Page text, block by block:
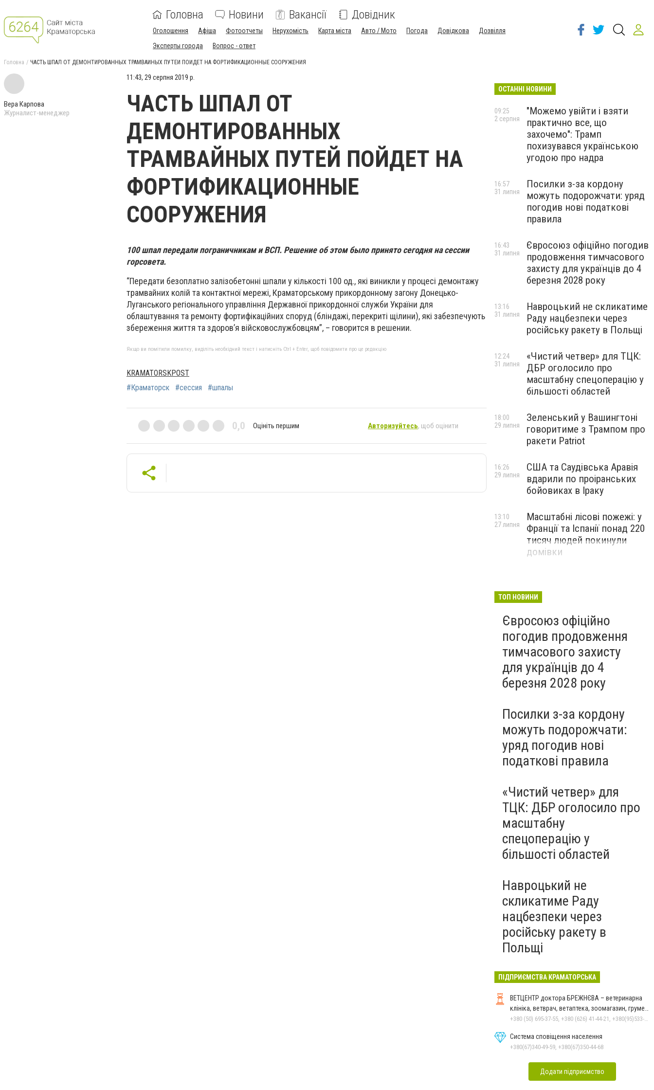
Головна Новини Вакансії Довідник
Оголошення Афіша Фотоотчеты Нерухомість Карта міста Авто / Мото Погода Довідкова
Дозвілля
Эксперты города
Вопрос - ответ
Головна ЧАСТЬ ШПАЛ ОТ ДЕМОНТИРОВАННЫХ ТРАМВАЙНЫХ ПУТЕЙ ПОЙДЕТ НА ФОРТИФИКАЦИОННЫЕ СООРУЖЕНИЯ
Вера Карпова
Журналист-менеджер
11:43, 29 серпня 2019 р.
ЧАСТЬ ШПАЛ ОТ
ДЕМОНТИРОВАННЫХ
ТРАМВАЙНЫХ ПУТЕЙ ПОЙДЕТ НА
ФОРТИФИКАЦИОННЫЕ
СООРУЖЕНИЯ
100 шпал передали пограничникам и ВСП. Решение об этом было принято сегодня на сессии
горсовета.
“Передати безоплатно залізобетонні шпали у кількості 100 од., які виникли у процесі демонтажу
трамвайних колій та контактної мережі, Краматорському прикордонному загону Донецько-
Луганського регіонального управління Державної прикордонної служби України для
облаштування та ремонту фортифікаційних споруд (бліндажі, перекриті щілини), які забезпечують
збереження життя та здоров’я війсковослужбовцям”, – говорится в решении.
Якщо ви помітили помилку, виділіть необхідний текст і натисніть Ctrl + Enter, щоб повідомити про це редакцію
KRAMATORSKPOST
#Краматорск
#сессия #шпалы
0,0 Оцініть першим Авторизуйтесь, щоб оцінити
ОСТАННІ НОВИНИ
"Можемо увійти і взяти
практично все, що
захочемо": Трамп
похизувався українською
угодою про надра
09:25
2 серпня
Посилки з-за кордону
можуть подорожчати: уряд
погодив нові податкові
правила
16:57
31 липня
Євросоюз офіційно погодив
продовження тимчасового
захисту для українців до 4
березня 2028 року
16:43
31 липня
Навроцький не скликатиме
Раду нацбезпеки через
російську ракету в Польщі
13:16
31 липня
«Чистий четвер» для ТЦК:
ДБР оголосило про
масштабну спецоперацію у
більшості областей
12:24
31 липня
Зеленський у Вашингтоні
говоритиме з Трампом про
ракети Patriot
18:00
29 липня
США та Саудівська Аравія
вдарили по проіранських
бойовиках в Іраку
16:26
29 липня
Масштабні лісові пожежі: у
Франції та Іспанії понад 220
тисяч людей покинули
домівки
13:10
27 липня
ТОП НОВИНИ
Євросоюз офіційно
погодив продовження
тимчасового захисту
для українців до 4
березня 2028 року
Посилки з-за кордону
можуть подорожчати:
уряд погодив нові
податкові правила
«Чистий четвер» для
ТЦК: ДБР оголосило про
масштабну
спецоперацію у
більшості областей
Навроцький не
скликатиме Раду
нацбезпеки через
російську ракету в
Польщі
ПІДПРИЄМСТВА КРАМАТОРСЬКА
ВЕТЦЕНТР доктора БРЕЖНЄВА – ветеринарна
клініка, ветврач, ветаптека, зоомагазин, грумер,
стрижки.
+380 (50) 695-37-55, +380 (626) 41-44-21, +380(95)533-90-03
Система сповіщення населення
+380(67)340-49-59, +380(67)350-44-68
Додати підприємство